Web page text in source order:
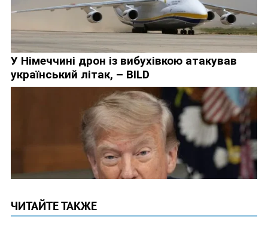
ЧИТАЙТЕ ТАКЖЕ